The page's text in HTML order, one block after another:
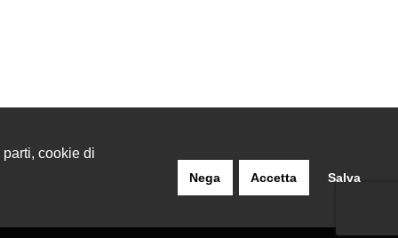
cookie di
Nega Accetta Salva